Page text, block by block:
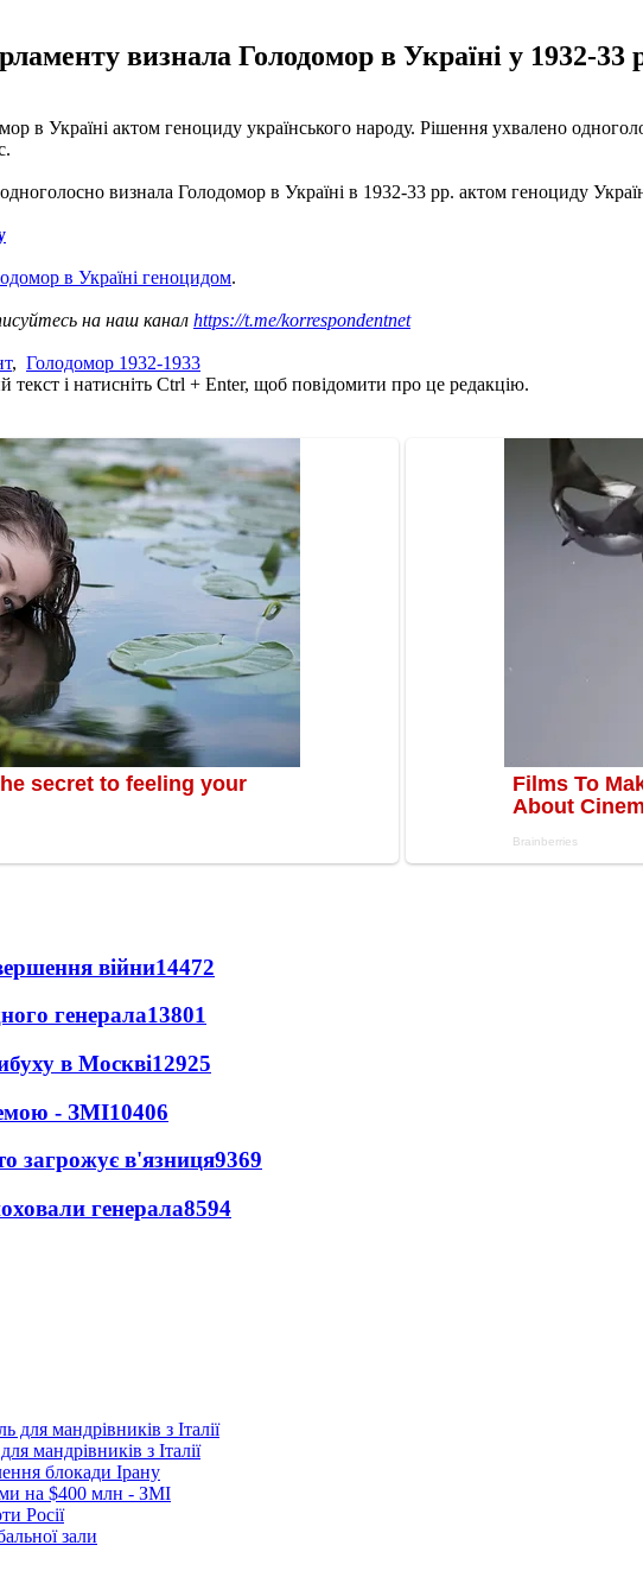
визнала Голодомор в Україні у 1932-
в Україні актом геноциду українського народу. Рішення ухвалено
визнала Голодомор в Україні в 1932-33 рр. актом геноциду
в Україні геноцидом.
на наш канал https://t.me/korrespondentnet
, Голодомор 1932-1933
і натисніть Ctrl + Enter, щоб повідомити про це редакцію.
війни14472
генерала13801
в Москві12925
- ЗМІ10406
загрожує в'язниця9369
генерала8594
мандрівників з Італії
блокади Ірану
на $400 млн - ЗМІ
Росії
зали